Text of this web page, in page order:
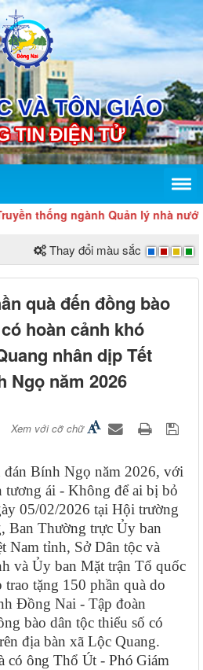
ngành Quản lý nhà nước về tôn
Thay đổi màu sắc
quà đến đồng bào
hoàn cảnh khó
nhân dịp Tết
Ngọ năm 2026
Xem với cỡ chữ
Bính Ngọ năm 2026, với
tương ái - Không để ai bị bỏ
05/02/2026 tại Hội trường
Ban Thường trực Ủy ban
Nam tỉnh, Sở Dân tộc và
và Ủy ban Mặt trận Tổ quốc
tặng 150 phần quà do
Đồng Nai - Tập đoàn
bào dân tộc thiểu số có
địa bàn xã Lộc Quang.
có ông Thổ Út - Phó Giám